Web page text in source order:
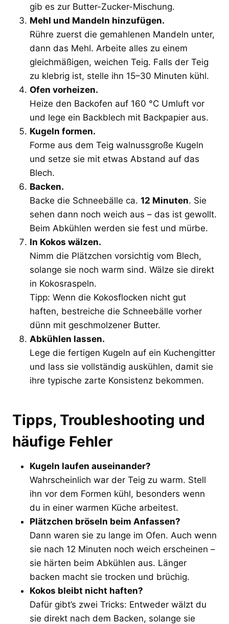
gib es zur Butter-Zucker-Mischung.
Mehl und Mandeln hinzufügen.
Rühre zuerst die gemahlenen Mandeln unter,
dann das Mehl. Arbeite alles zu einem
gleichmäßigen, weichen Teig. Falls der Teig
zu klebrig ist, stelle ihn 15–30 Minuten kühl.
Ofen vorheizen.
Heize den Backofen auf 160 °C Umluft vor
und lege ein Backblech mit Backpapier aus.
Kugeln formen.
Forme aus dem Teig walnussgroße Kugeln
und setze sie mit etwas Abstand auf das
Blech.
Backen.
Backe die Schneebälle ca. 12 Minuten. Sie
sehen dann noch weich aus – das ist gewollt.
Beim Abkühlen werden sie fest und mürbe.
In Kokos wälzen.
Nimm die Plätzchen vorsichtig vom Blech,
solange sie noch warm sind. Wälze sie direkt
in Kokosraspeln.
Tipp: Wenn die Kokosflocken nicht gut
haften, bestreiche die Schneebälle vorher
dünn mit geschmolzener Butter.
Abkühlen lassen.
Lege die fertigen Kugeln auf ein Kuchengitter
und lass sie vollständig auskühlen, damit sie
ihre typische zarte Konsistenz bekommen.
Tipps, Troubleshooting und
häufige Fehler
Kugeln laufen auseinander?
Wahrscheinlich war der Teig zu warm. Stell
ihn vor dem Formen kühl, besonders wenn
du in einer warmen Küche arbeitest.
Plätzchen bröseln beim Anfassen?
Dann waren sie zu lange im Ofen. Auch wenn
sie nach 12 Minuten noch weich erscheinen –
sie härten beim Abkühlen aus. Länger
backen macht sie trocken und brüchig.
Kokos bleibt nicht haften?
Dafür gibt’s zwei Tricks: Entweder wälzt du
sie direkt nach dem Backen, solange sie